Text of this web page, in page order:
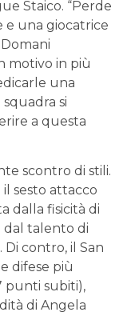
Staico. “Perde
e una giocatrice
motivo in più
una
si
a questa
scontro di stili.
il sesto attacco
dalla fisicità di
dal talento di
contro, il San
difese più
punti subiti),
di Angela